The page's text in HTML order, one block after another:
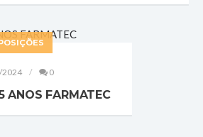
2024 0
ANOS FARMATEC